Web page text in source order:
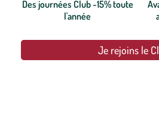
Des journées Club -15% toute
l'année
Je rejoins le